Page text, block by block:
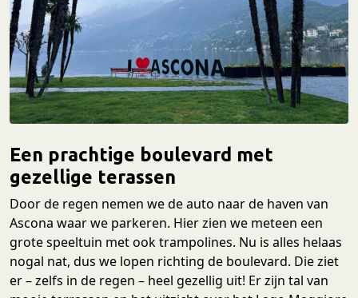
Een prachtige boulevard met
gezellige terassen
Door de regen nemen we de auto naar de haven van
Ascona waar we parkeren. Hier zien we meteen een
grote speeltuin met ook trampolines. Nu is alles helaas
nogal nat, dus we lopen richting de boulevard. Die ziet
er – zelfs in de regen – heel gezellig uit! Er zijn tal van